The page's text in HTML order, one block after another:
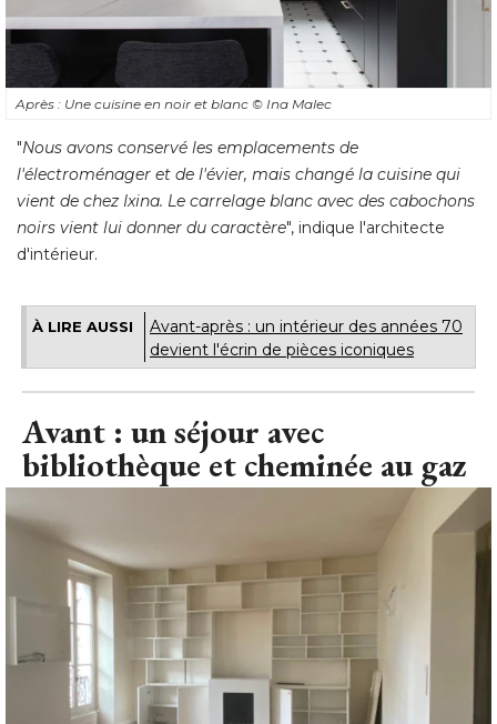
Après : Une cuisine en noir et blanc © Ina Malec
"Nous avons conservé les emplacements de
l'électroménager et de l'évier, mais changé la cuisine qui
vient de chez Ixina. Le carrelage blanc avec des cabochons
noirs vient lui donner du caractère", indique l'architecte
d'intérieur.
À LIRE AUSSI
Avant-après : un intérieur des années 70
devient l'écrin de pièces iconiques
Avant : un séjour avec
bibliothèque et cheminée au gaz